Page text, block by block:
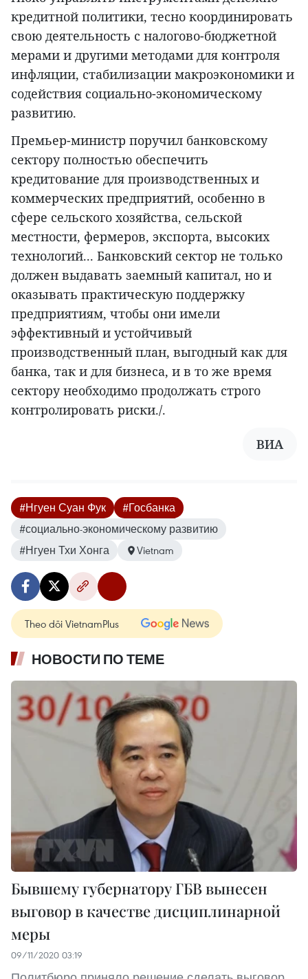
кредитной политики, тесно координировать
свою деятельность с налогово-бюджетной
мерами и другими методами для контроля
инфляции, стабилизации макроэкономики и
содействия социально-экономическому
развитию.
Премьер-министр поручил банковскому
сектору полностью обеспечить
кредитование для производственных и
коммерческих предприятий, особенно в
сфере сельского хозяйства, сельской
местности, фермеров, экспорта, высоких
технологий... Банковский сектор не только
должен выдавать заемный капитал, но и
оказывать практическую поддержку
предприятиям, чтобы они имели
эффективный и устойчивый
производственный план, выгодный как для
банка, так и для бизнеса, и в то же время
сектору необходимо продолжать строго
контролировать риски./.
ВИА
#Нгуен Суан Фук
#Госбанка
#социально-экономическому развитию
#Нгуен Тхи Хонга
Vietnam
Theo dõi VietnamPlus
НОВОСТИ ПО ТЕМЕ
Бывшему губернатору ГБВ вынесен
выговор в качестве дисциплинарной
меры
09/11/2020 03:19